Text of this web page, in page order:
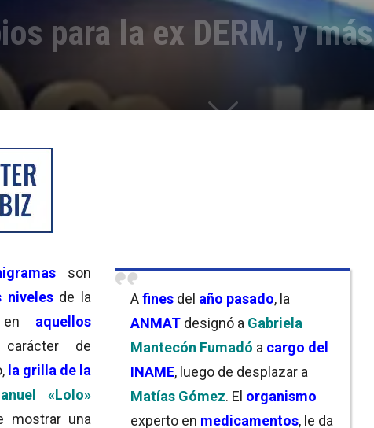
para la ex DERM, y más
Afines del año pasado, la
ANMAT designó a Gabriela
Mantecón Fumadó a cargo del
INAME, luego de desplazar a
Matías Gómez. El organismo
experto en medicamentos, le da
son
nivelesde la
aquellos
de
la grilla de la
«Lolo»
mostrar una